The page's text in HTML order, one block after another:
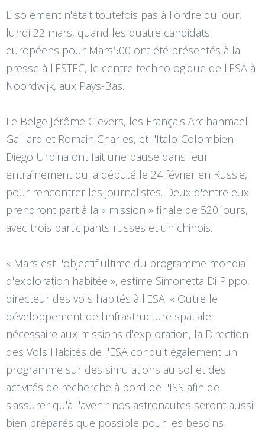
L'isolement n'était toutefois pas à l'ordre du jour,
lundi 22 mars, quand les quatre candidats
européens pour Mars500 ont été présentés à la
presse à l'ESTEC, le centre technologique de l'ESA à
Noordwijk, aux Pays-Bas.
Le Belge Jérôme Clevers, les Français Arc'hanmael
Gaillard et Romain Charles, et l'Italo-Colombien
Diego Urbina ont fait une pause dans leur
entraînement qui a débuté le 24 février en Russie,
pour rencontrer les journalistes. Deux d'entre eux
prendront part à la « mission » finale de 520 jours,
avec trois participants russes et un chinois.
« Mars est l'objectif ultime du programme mondial
d'exploration habitée », estime Simonetta Di Pippo,
directeur des vols habités à l'ESA. « Outre le
développement de l'infrastructure spatiale
nécessaire aux missions d'exploration, la Direction
des Vols Habités de l'ESA conduit également un
programme sur des simulations au sol et des
activités de recherche à bord de l'ISS afin de
s'assurer qu'à l'avenir nos astronautes seront aussi
bien préparés que possible pour les besoins